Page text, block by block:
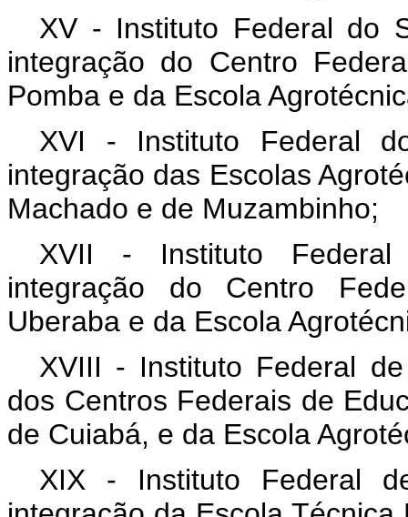
XV - Instituto Federal do
integração do Centro
Pomba e da Escola
XVI - Instituto Federal
integração das Escolas
Machado e de Muzambinho;
XVII - Instituto Federal
integração do Centro
Uberaba e da Escola
XVIII - Instituto Federal
dos Centros Federais de
de Cuiabá, e da Escola
XIX - Instituto Federal